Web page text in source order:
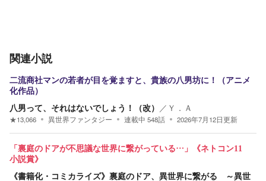
関連小説
二流商社マンの若者が目を覚ますと、貴族の八男坊に！（アニメ
化作品）
八男って、それはないでしょう！（改） ／ Ｙ．Ａ
★13,066 異世界ファンタジー 連載中 548話 2026年7月12日更新
「裏庭のドアが不思議な世界に繋がっている…」《ネトコン11
小説賞》
《書籍化・コミカライズ》裏庭のドア、異世界に繋がる ～異世